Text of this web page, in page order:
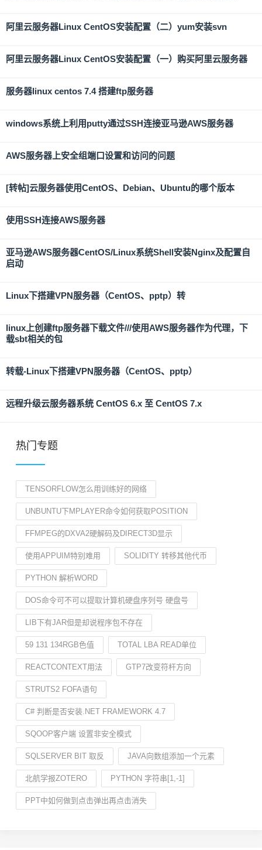
阿里云服务器Linux CentOS安装配置（二）yum安装svn
阿里云服务器Linux CentOS安装配置（一）购买阿里云服务器
服务器linux centos 7.4 搭建ftp服务器
windows系统上利用putty通过SSH连接亚马逊AWS服务器
AWS服务器上安全组端口设置和访问的问题
[转帖]云服务器使用CentOS、Debian、Ubuntu的哪个版本
使用SSH连接AWS服务器
亚马逊AWS服务器CentOS/Linux系统Shell安装Nginx及配置自
启动
Linux下搭建VPN服务器（CentOS、pptp）转
linux上创建ftp服务器下载文件///使用AWS服务器作为代理，下
载sbt相关的包
转载-Linux下搭建VPN服务器（CentOS、pptp）
远程升级云服务器系统 CentOS 6.x 至 CentOS 7.x
热门专题
TENSORFLOW怎么用训练好的网络
UNBUNTU下MPLAYER命令如何获取POSITION
FFMPEG的DXVA2硬解码及DIRECT3D显示
使用APPUIM特别难用 SOLIDITY 转移其他代币
PYTHON 解析WORD
DOS命令可不可以提取计算机硬盘序列号 硬盘号
LIB下有JAR但是却说程序包不存在
59 131 134RGB色值 TOTAL LBA READ单位
REACTCONTEXT用法 GTP7改变符杆方向
STRUTS2 FOFA语句
C# 判断是否安装.NET FRAMEWORK 4.7
SQOOP客户端 设置非安全模式
SQLSERVER BIT 取反 JAVA向数组添加一个元素
北航学报ZOTERO PYTHON 字符串[1,-1]
PPT中如何做到点击弹出再点击消失